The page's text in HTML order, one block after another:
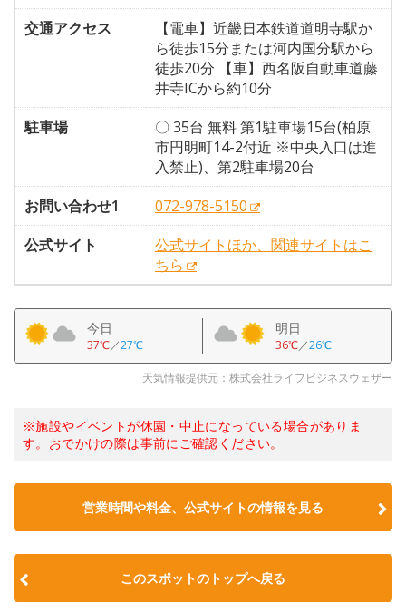
交通アクセス
【電車】近畿日本鉄道道明寺駅か
ら徒歩15分または河内国分駅から
徒歩20分 【車】西名阪自動車道藤
井寺ICから約10分
駐車場
〇 35台 無料 第1駐車場15台(柏原
市円明町14-2付近 ※中央入口は進
入禁止)、第2駐車場20台
お問い合わせ1
072-978-5150
公式サイト
公式サイトほか、関連サイトはこ
ちら
今日
37℃／27℃
明日
36℃／26℃
天気情報提供元：株式会社ライフビジネスウェザー
※施設やイベントが休園・中止になっている場合がありま
す。おでかけの際は事前にご確認ください。
営業時間や料金、公式サイトの情報を見る
このスポットのトップへ戻る